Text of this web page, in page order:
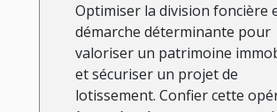
Optimiser la division foncière
démarche déterminante pour
valoriser un patrimoine
et sécuriser un projet de
lotissement. Confier cette